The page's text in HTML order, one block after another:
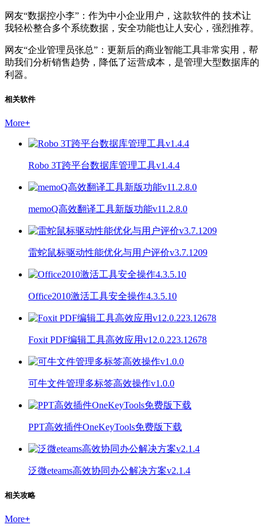
网友“数据控小李”：作为中小企业用户，这款软件的 技术让
我轻松整合多个系统数据，安全功能也让人安心，强烈推荐。
网友“企业管理员张总”：更新后的商业智能工具非常实用，帮
助我们分析销售趋势，降低了运营成本，是管理大型数据库的
利器。
相关软件
More+
Robo 3T跨平台数据库管理工具v1.4.4
memoQ高效翻译工具新版功能v11.2.8.0
雷蛇鼠标驱动性能优化与用户评价v3.7.1209
Office2010激活工具安全操作4.3.5.10
Foxit PDF编辑工具高效应用v12.0.223.12678
可牛文件管理多标签高效操作v1.0.0
PPT高效插件OneKeyTools免费版下载
泛微eteams高效协同办公解决方案v2.1.4
相关攻略
More+